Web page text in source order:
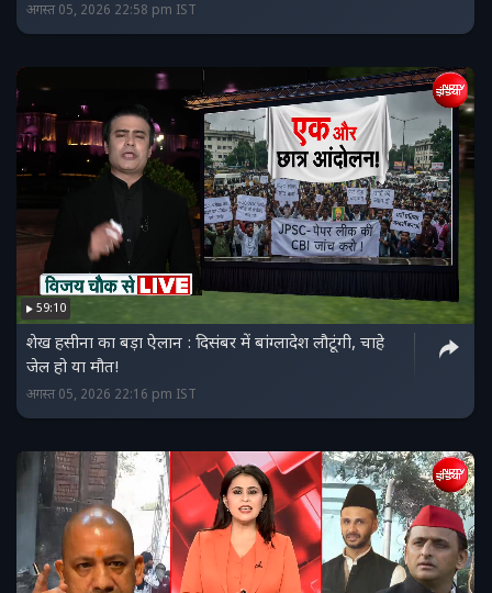
अगस्त 05, 2026 22:58 pm IST
59:10
शेख हसीना का बड़ा ऐलान : दिसंबर में बांग्लादेश लौटूंगी, चाहे
जेल हो या मौत!
अगस्त 05, 2026 22:16 pm IST